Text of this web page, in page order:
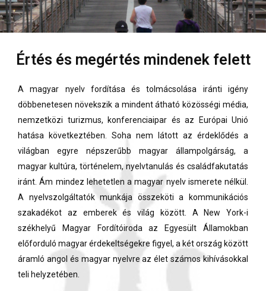
Értés és megértés mindenek felett
A magyar nyelv fordítása és tolmácsolása iránti igény
döbbenetesen növekszik a mindent átható közösségi média,
nemzetközi turizmus, konferenciaipar és az Európai Unió
hatása következtében. Soha nem látott az érdeklődés a
világban egyre népszerűbb magyar állampolgárság, a
magyar kultúra, történelem, nyelvtanulás és családfakutatás
iránt. Ám mindez lehetetlen a magyar nyelv ismerete nélkül.
A nyelvszolgáltatók munkája összeköti a kommunikációs
szakadékot az emberek és világ között. A New York-i
székhelyű Magyar Fordítóiroda az Egyesült Államokban
előforduló magyar érdekeltségekre figyel, a két ország között
áramló angol és magyar nyelvre az élet számos kihívásokkal
teli helyzetében.